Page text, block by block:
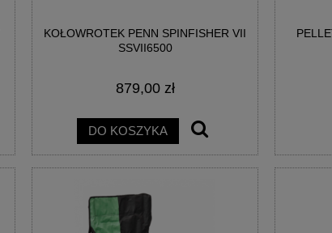
HACZYKI MATRIX X7 CARP METHOD
DO KOSZYKA
HACZYKI MATRIX
KOŁOWROTEK PENN SPINFISHER VII
SSVII6500
879,00 zł
DO KOSZYKA